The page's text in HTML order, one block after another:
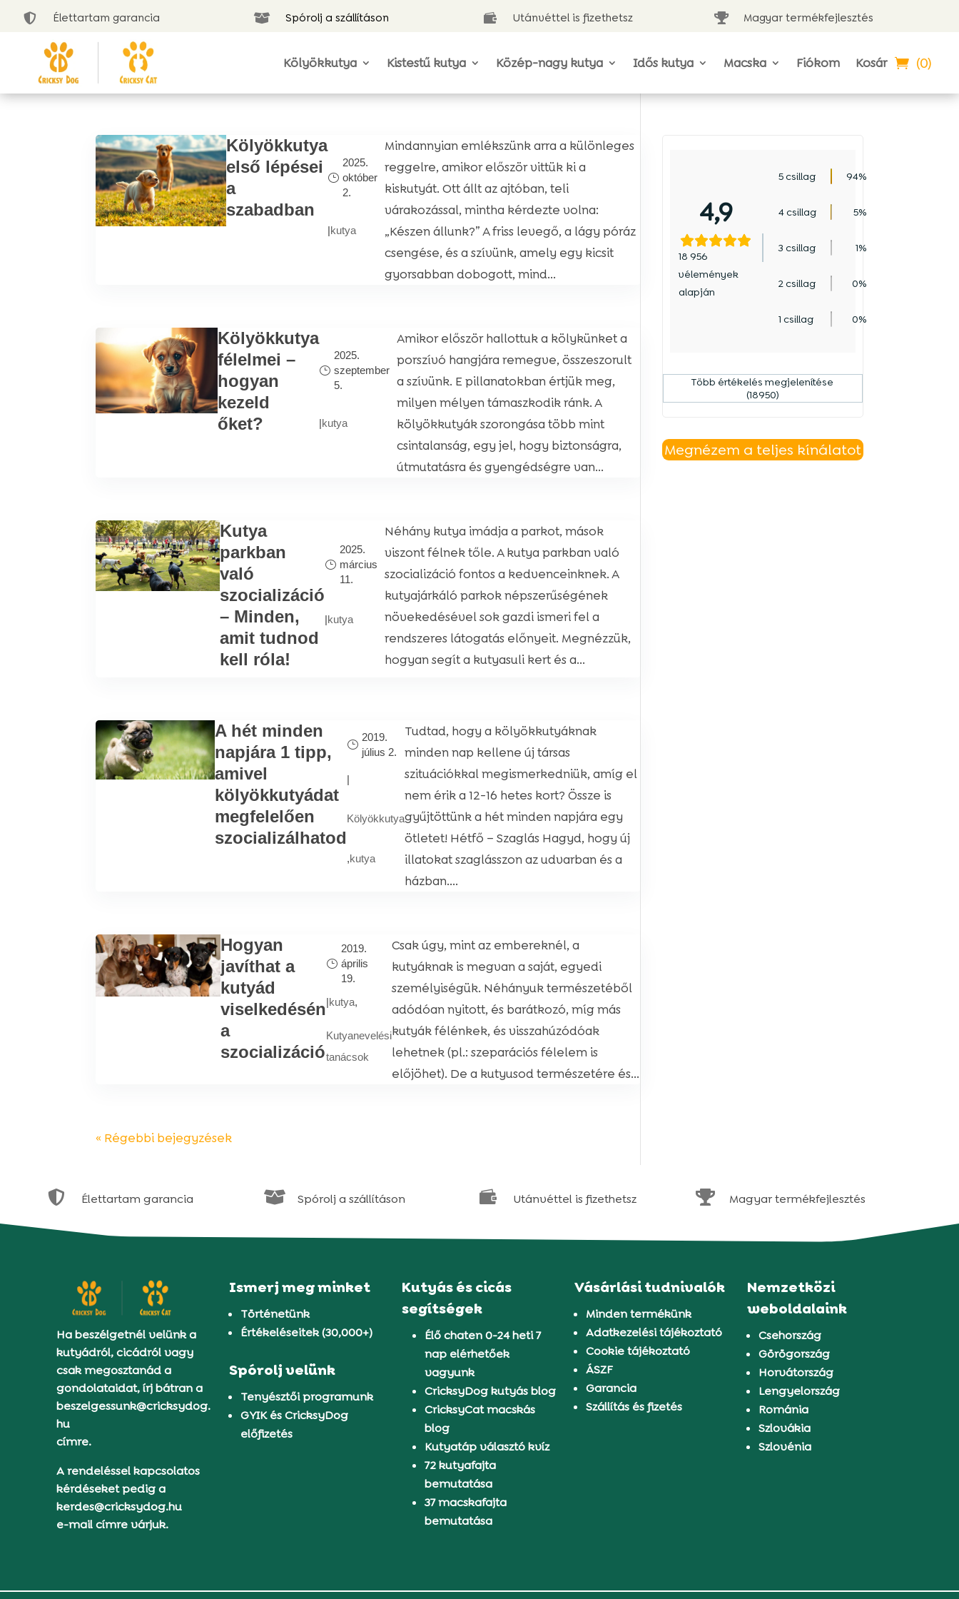
 Élettartam garancia  Spórolj a szállításon  Utánvéttel is fizethetsz  Magyar termékfejlesztés
Kölyökkutya Kistestű kutya Közép-nagy kutya Idős kutya Macska Fiókom Kosár (0)
Kölyökkutya
első lépései
a
szabadban
2025.
október
2.
|kutya
Mindannyian emlékszünk arra a különleges
reggelre, amikor először vittük ki a
kiskutyát. Ott állt az ajtóban, teli
várakozással, mintha kérdezte volna:
„Készen állunk?” A friss levegő, a lágy póráz
csengése, és a szívünk, amely egy kicsit
gyorsabban dobogott, mind...
Kölyökkutya
félelmei –
hogyan
kezeld
őket?
2025.
szeptember
5.
|kutya
Amikor először hallottuk a kölykünket a
porszívó hangjára remegve, összeszorult
a szívünk. E pillanatokban értjük meg,
milyen mélyen támaszkodik ránk. A
kölyökkutyák szorongása több mint
csintalanság, egy jel, hogy biztonságra,
útmutatásra és gyengédségre van...
Kutya
parkban
való
szocializáció
– Minden,
amit tudnod
kell róla!
2025.
március
11.
|kutya
Néhány kutya imádja a parkot, mások
viszont félnek tőle. A kutya parkban való
szocializáció fontos a kedvenceinknek. A
kutyajárkáló parkok népszerűségének
növekedésével sok gazdi ismeri fel a
rendszeres látogatás előnyeit. Megnézzük,
hogyan segít a kutyasuli kert és a...
A hét minden
napjára 1 tipp,
amivel
kölyökkutyádat
megfelelően
szocializálhatod
2019.
július 2.
|
Kölyökkutya
,kutya
Tudtad, hogy a kölyökkutyáknak
minden nap kellene új társas
szituációkkal megismerkedniük, amíg el
nem érik a 12-16 hetes kort? Össze is
gyűjtöttünk a hét minden napjára egy
ötletet! Hétfő – Szaglás Hagyd, hogy új
illatokat szaglásszon az udvarban és a
házban....
Hogyan
javíthat a
kutyád
viselkedésén
a
szocializáció
2019.
április
19.
|kutya,
Kutyanevelési
tanácsok
Csak úgy, mint az embereknél, a
kutyáknak is megvan a saját, egyedi
személyiségük. Néhányuk természetéből
adódóan nyitott, és barátkozó, míg más
kutyák félénkek, és visszahúzódóak
lehetnek (pl.: szeparációs félelem is
előjöhet). De a kutyusod természetére és...
« Régebbi bejegyzések
4,9
18 956
vélemények
alapján
5 csillag 94%
4 csillag 5%
3 csillag 1%
2 csillag 0%
1 csillag 0%
Több értékelés megjelenítése
(18950)
Megnézem a teljes kínálatot
 Élettartam garancia  Spórolj a szállításon  Utánvéttel is fizethetsz  Magyar termékfejlesztés
Ha beszélgetnél velünk a
kutyádról, cicádról vagy
csak megosztanád a
gondolataidat, írj bátran a
beszelgessunk@cricksydog.
hu
címre.
A rendeléssel kapcsolatos
kérdéseket pedig a
kerdes@cricksydog.hu
e-mail címre várjuk.
Ismerj meg minket
Történetünk
Értékeléseitek (30,000+)
Spórolj velünk
Tenyésztői programunk
GYIK és CricksyDog
előfizetés
Kutyás és cicás
segítségek
Élő chaten 0-24 heti 7
nap elérhetőek
vagyunk
CricksyDog kutyás blog
CricksyCat macskás
blog
Kutyatáp választó kvíz
72 kutyafajta
bemutatása
37 macskafajta
bemutatása
Vásárlási tudnivalók
Minden termékünk
Adatkezelési tájékoztató
Cookie tájékoztató
ÁSZF
Garancia
Szállítás és fizetés
Nemzetközi
weboldalaink
Csehország
Görögország
Horvátország
Lengyelország
Románia
Szlovákia
Szlovénia